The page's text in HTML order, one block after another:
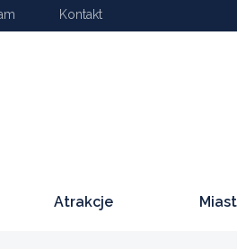
Kontakt
Atrakcje